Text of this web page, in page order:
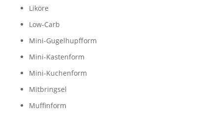
Liköre
Low-Carb
Mini-Gugelhupfform
Mini-Kastenform
Mini-Kuchenform
Mitbringsel
Muffinform